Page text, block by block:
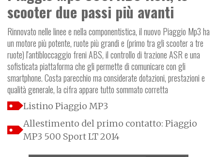
scooter due passi più avanti
Rinnovato nelle linee e nella componentistica, il nuovo Piaggio Mp3 ha
un motore più potente, ruote più grandi e (primo tra gli scooter a tre
ruote) l'antibloccaggio freni ABS, il controllo di trazione ASR e una
sofisticata piattaforma che gli permette di comunicare con gli
smartphone. Costa parecchio ma considerate dotazioni, prestazioni e
qualità generale, la cifra appare tutto sommato corretta
Listino Piaggio MP3
Allestimento del primo contatto: Piaggio
MP3 500 Sport LT 2014